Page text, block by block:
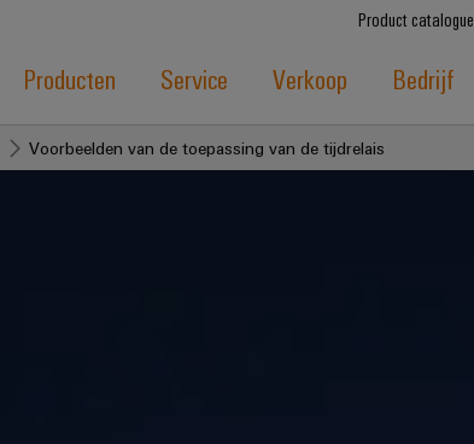
Product catalogue
Producten Service Verkoop Bedrijf
Voorbeelden van de toepassing van de tijdrelais